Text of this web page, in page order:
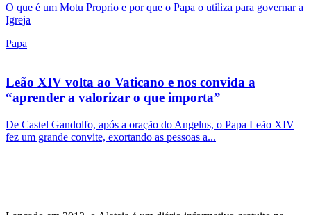
O que é um Motu Proprio e por que o Papa o utiliza para governar a
Igreja
Papa
Leão XIV volta ao Vaticano e nos convida a
“aprender a valorizar o que importa”
De Castel Gandolfo, após a oração do Angelus, o Papa Leão XIV
fez um grande convite, exortando as pessoas a...